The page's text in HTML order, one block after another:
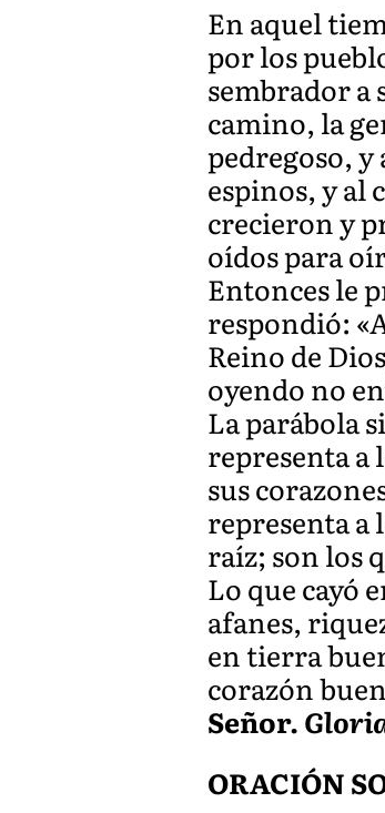
En aquel
por los
sembrador a
camino, la
pedregoso,
espinos, y al
crecieron y
oídos para
Entonces le
respondió:
Reino de
oyendo no
La parábola
representa a
sus
representa a
raíz; son los
Lo que cayó
afanes,
en tierra
corazón
Señor.
ORACIÓN